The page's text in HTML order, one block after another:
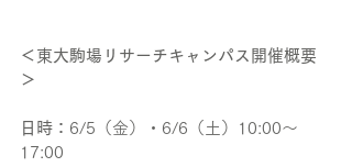
＜東大駒場リサーチキャンパス開催概要
＞
日時： 6/5（金）・6/6（土）10:00〜
17:00